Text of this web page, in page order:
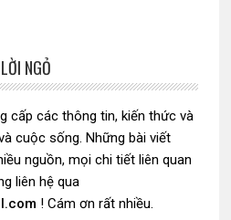
LỜI NGỎ
cấp các thông tin, kiến thức và
cuộc sống. Những bài viết
nguồn, mọi chi tiết liên quan
liên hệ qua
! Cám ơn rất nhiều.